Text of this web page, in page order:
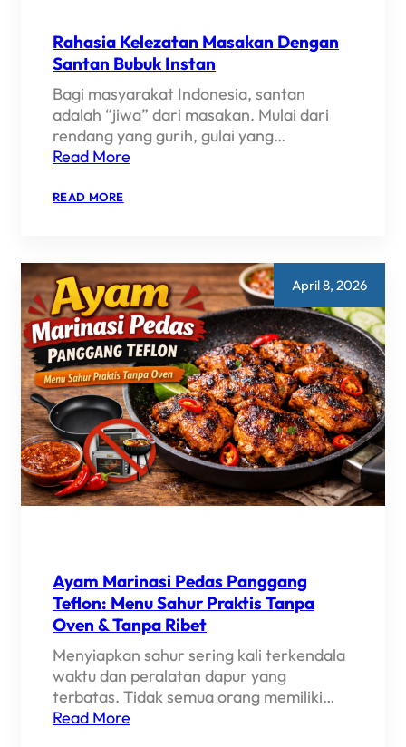
Rahasia Kelezatan Masakan Dengan
Santan Bubuk Instan
Bagi masyarakat Indonesia, santan
adalah “jiwa” dari masakan. Mulai dari
rendang yang gurih, gulai yang…
Read More
READ MORE:
SANTAN
BUBUK
INSTAN
April 8, 2026
Ayam Marinasi Pedas Panggang
Teflon: Menu Sahur Praktis Tanpa
Oven & Tanpa Ribet
Menyiapkan sahur sering kali terkendala
waktu dan peralatan dapur yang
terbatas. Tidak semua orang memiliki…
Read More